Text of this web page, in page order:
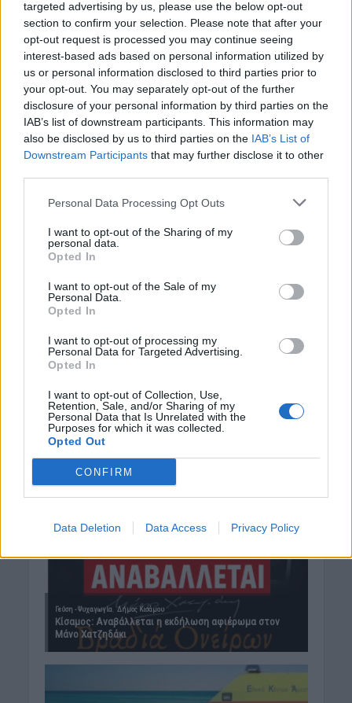
targeted advertising by us, please use the below opt-out
section to confirm your selection. Please note that after your
opt-out request is processed you may continue seeing
interest-based ads based on personal information utilized by
us or personal information disclosed to third parties prior to
your opt-out. You may separately opt-out of the further
disclosure of your personal information by third parties on the
IAB’s list of downstream participants. This information may
also be disclosed by us to third parties on the IAB’s List of
Downstream Participants that may further disclose it to other
Personal Data Processing Opt Outs
I want to opt-out of the Sharing of my
personal data.
Opted In
I want to opt-out of the Sale of my
Personal Data.
Opted In
I want to opt-out of processing my
Personal Data for Targeted Advertising.
Opted In
I want to opt-out of Collection, Use,
Retention, Sale, and/or Sharing of my
Personal Data that Is Unrelated with the
Purposes for which it was collected.
Opted Out
CONFIRM
Data Deletion Data Access Privacy Policy